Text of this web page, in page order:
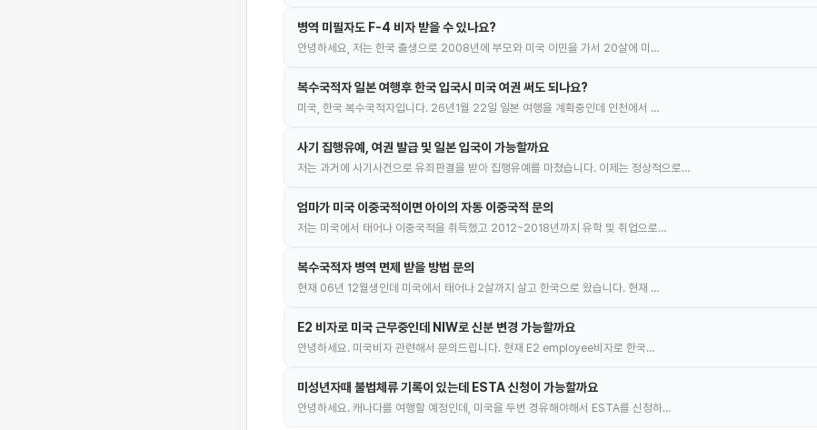
병역 미필자도 F-4 비자 받을 수 있나요?
안녕하세요, 저는 한국 출생으로 2008년에 부모와 미국 이민을 가서 20살에 미…
복수국적자 일본 여행후 한국 입국시 미국 여권 써도 되나요?
미국, 한국 복수국적자입니다. 26년1월 22일 일본 여행을 계획중인데 인천에서 …
사기 집행유예, 여권 발급 및 일본 입국이 가능할까요
저는 과거에 사기사건으로 유죄판결을 받아 집행유예를 마쳤습니다. 이제는 정상적으로…
엄마가 미국 이중국적이면 아이의 자동 이중국적 문의
저는 미국에서 태어나 이중국적을 취득했고 2012~2018년까지 유학 및 취업으로…
복수국적자 병역 면제 받을 방법 문의
현재 06년 12월생인데 미국에서 태어나 2살까지 살고 한국으로 왔습니다. 현재 …
E2 비자로 미국 근무중인데 NIW로 신분 변경 가능할까요
안녕하세요. 미국비자 관련해서 문의드립니다. 현재 E2 employee비자로 한국…
미성년자때 불법체류 기록이 있는데 ESTA 신청이 가능할까요
안녕하세요. 캐나다를 여행할 예정인데, 미국을 두번 경유해야해서 ESTA를 신청하…